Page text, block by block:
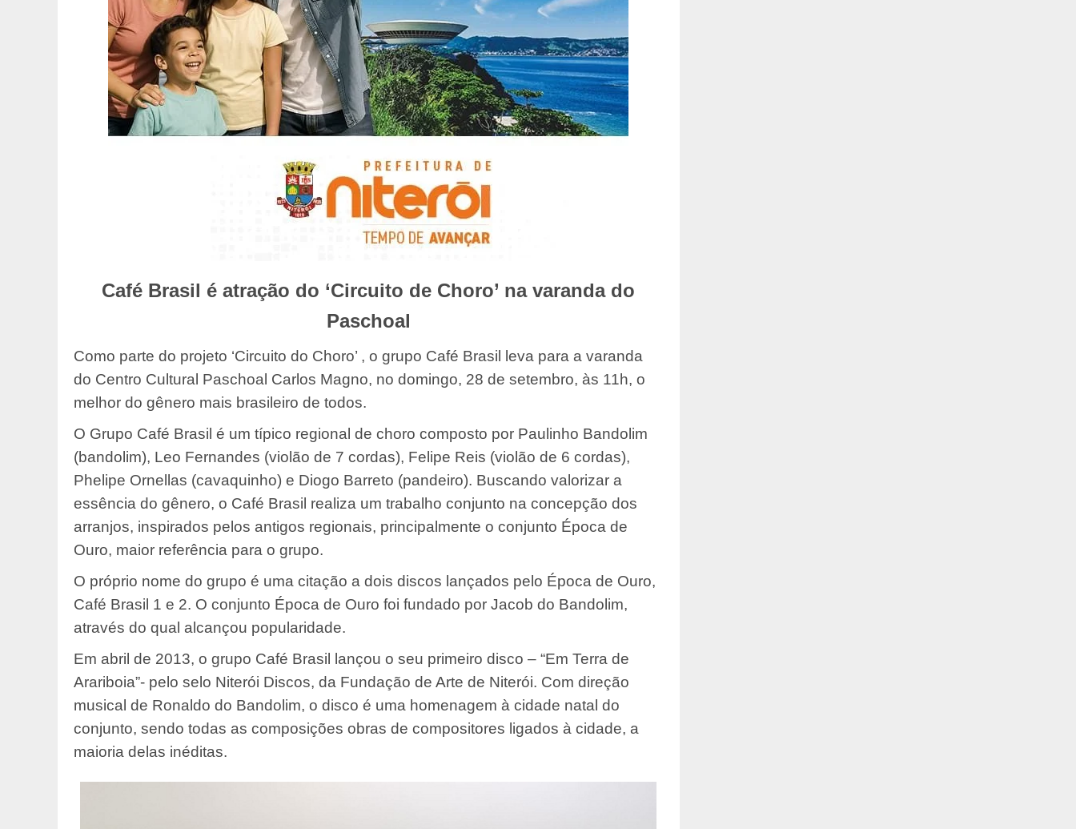
Café Brasil é atração do ‘Circuito de Choro’ na varanda do
Paschoal
Como parte do projeto ‘Circuito do Choro’ , o grupo Café Brasil leva para a varanda
do Centro Cultural Paschoal Carlos Magno, no domingo, 28 de setembro, às 11h, o
melhor do gênero mais brasileiro de todos.
O Grupo Café Brasil é um típico regional de choro composto por Paulinho Bandolim
(bandolim), Leo Fernandes (violão de 7 cordas), Felipe Reis (violão de 6 cordas),
Phelipe Ornellas (cavaquinho) e Diogo Barreto (pandeiro). Buscando valorizar a
essência do gênero, o Café Brasil realiza um trabalho conjunto na concepção dos
arranjos, inspirados pelos antigos regionais, principalmente o conjunto Época de
Ouro, maior referência para o grupo.
O próprio nome do grupo é uma citação a dois discos lançados pelo Época de Ouro,
Café Brasil 1 e 2. O conjunto Época de Ouro foi fundado por Jacob do Bandolim,
através do qual alcançou popularidade.
Em abril de 2013, o grupo Café Brasil lançou o seu primeiro disco – “Em Terra de
Arariboia”- pelo selo Niterói Discos, da Fundação de Arte de Niterói. Com direção
musical de Ronaldo do Bandolim, o disco é uma homenagem à cidade natal do
conjunto, sendo todas as composições obras de compositores ligados à cidade, a
maioria delas inéditas.